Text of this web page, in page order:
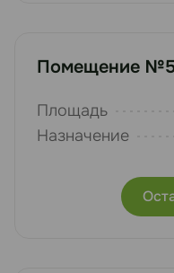
Помещение
Площадь
Назначение